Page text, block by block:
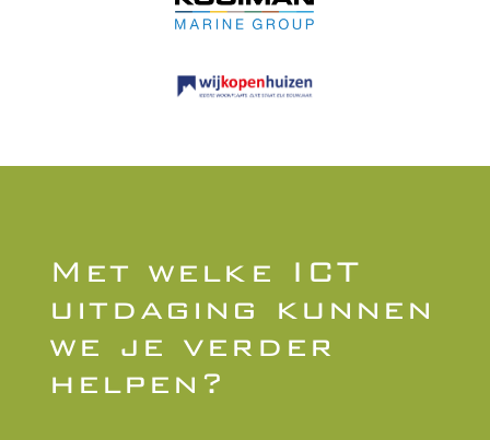
Met welke ICT
uitdaging kunnen
we je verder
helpen?